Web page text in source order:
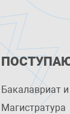
Бакалавриат
Магистратура